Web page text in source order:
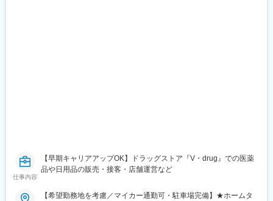
仕事内容
【早期キャリアアップOK】ドラッグストア『V・drug』での医薬
品や日用品の販売・接客・店舗運営など
【希望勤務地を考慮／マイカー通勤可・駐車場完備】★ホームタ